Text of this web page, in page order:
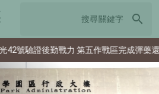
search
證後勤戰力 第五作戰區完成彈藥還屯整備